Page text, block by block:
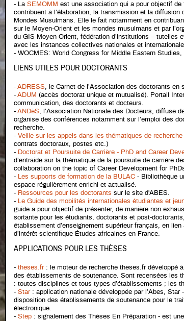
- La SEMOMM est une association qui a pour objectif
contribuent à l’élaboration, la transmission et la
Mondes Musulmans. Elle le fait notamment en
sur le Moyen-Orient et les mondes musulmans et par
du GIS Moyen-Orient, fédération d’institutions – tutelles
avec les instances collectives nationales et
- WOCMES: World Congress for Middle Eastern Studies,
LIENS UTILES POUR DOCTORANTS
- ADRESS, le Carnet de l’Association des doctorants en
- ADUM (accès doctorat unique et mutualisé). Portail
communication, des doctorants et docteurs.
- ANDèS, l’Association Nationale des Docteurs, diffuse
organise des conférences notamment sur l’emploi des
recherche.
- Veille sur les appels dans les thématiques de recherche
contrats doctoraux, postes etc.)
- Doctorat et Poursuite de Carrière - PhD and Career
d’entraide sur la thématique de la poursuite de carrière
collaboration on the topic of Career Development for
- Les supports de formation de la BULAC - Bibliothèque
espace régulièrement enrichi et actualisé.
- Ressources pour les doctorants sur le site d'ABES.
- Le Guide des mobilités internationales étudiantes et
guide a pour objectif de présenter, de manière non
sortante pour les étudiants, doctorants et post-
établissement d’enseignement supérieur français, en
d’intérêt scientifique Études africaines en France.
APPLICATIONS POUR LES THÈSES
- theses.fr: le moteur de recherche theses.fr développé
des établissements de soutenance. Sont recensées les
: toutes disciplines et tous types d’établissements ; les
- Star: application nationale développée par l’Abes,
disposition des établissements de soutenance pour le
électronique.
- Step : signalement des Thèses En Préparation - est